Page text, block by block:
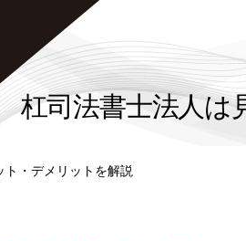
杠司法書士法人は
・デメリットを解説